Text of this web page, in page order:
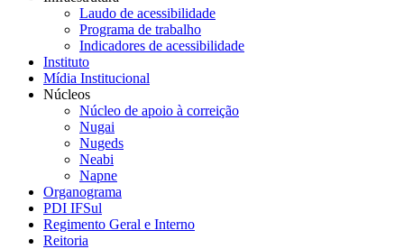
Laudo de acessibilidade
Programa de trabalho
Indicadores de acessibilidade
Instituto
Mídia Institucional
Núcleos
Núcleo de apoio à correição
Nugai
Nugeds
Neabi
Napne
Organograma
PDI IFSul
Regimento Geral e Interno
Reitoria